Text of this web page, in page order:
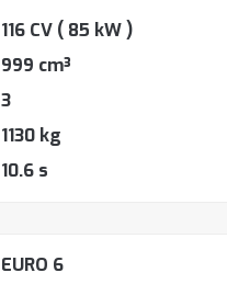
116 CV ( 85 kW )
999 cm³
3
1130 kg
10.6 s
EURO 6